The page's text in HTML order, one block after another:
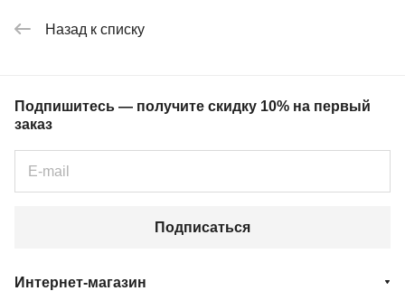
Назад к списку
Подпишитесь — получите скидку 10% на первый
заказ
Подписаться
Интернет-магазин